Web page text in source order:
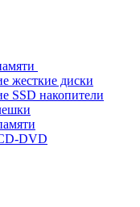
жесткие диски
SSD накопители
DVD